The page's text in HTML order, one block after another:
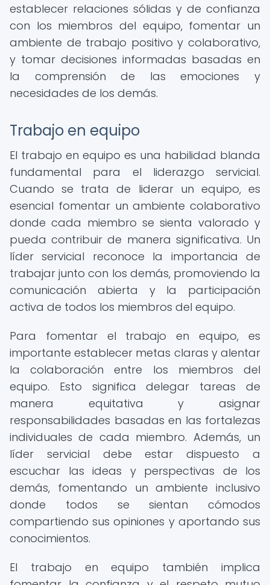
establecer relaciones sólidas y de confianza
con los miembros del equipo, fomentar un
ambiente de trabajo positivo y colaborativo,
y tomar decisiones informadas basadas en
la comprensión de las emociones y
necesidades de los demás.
Trabajo en equipo
El trabajo en equipo es una habilidad blanda
fundamental para el liderazgo servicial.
Cuando se trata de liderar un equipo, es
esencial fomentar un ambiente colaborativo
donde cada miembro se sienta valorado y
pueda contribuir de manera significativa. Un
líder servicial reconoce la importancia de
trabajar junto con los demás, promoviendo la
comunicación abierta y la participación
activa de todos los miembros del equipo.
Para fomentar el trabajo en equipo, es
importante establecer metas claras y alentar
la colaboración entre los miembros del
equipo. Esto significa delegar tareas de
manera equitativa y asignar
responsabilidades basadas en las fortalezas
individuales de cada miembro. Además, un
líder servicial debe estar dispuesto a
escuchar las ideas y perspectivas de los
demás, fomentando un ambiente inclusivo
donde todos se sientan cómodos
compartiendo sus opiniones y aportando sus
conocimientos.
El trabajo en equipo también implica